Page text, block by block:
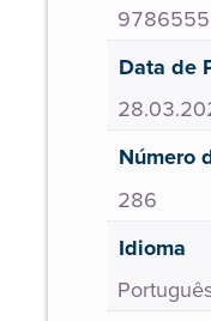
Data de
Número
286
Idioma